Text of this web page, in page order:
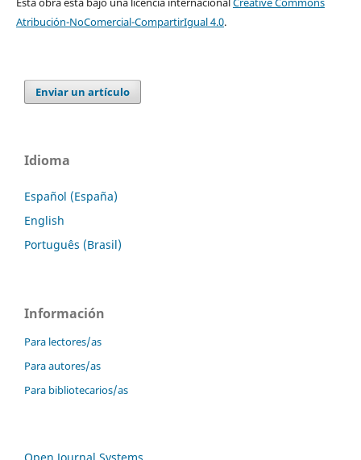
Atribución-NoComercial-CompartirIgual 4.0.
Enviar un artículo
Idioma
Español (España)
English
Português (Brasil)
Información
Para lectores/as
Para autores/as
Para bibliotecarios/as